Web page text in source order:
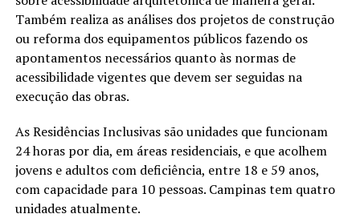
Também realiza as análises dos projetos de construção
ou reforma dos equipamentos públicos fazendo os
apontamentos necessários quanto às normas de
acessibilidade vigentes que devem ser seguidas na
execução das obras.
As Residências Inclusivas são unidades que funcionam
24 horas por dia, em áreas residenciais, e que acolhem
jovens e adultos com deficiência, entre 18 e 59 anos,
com capacidade para 10 pessoas. Campinas tem quatro
unidades atualmente.